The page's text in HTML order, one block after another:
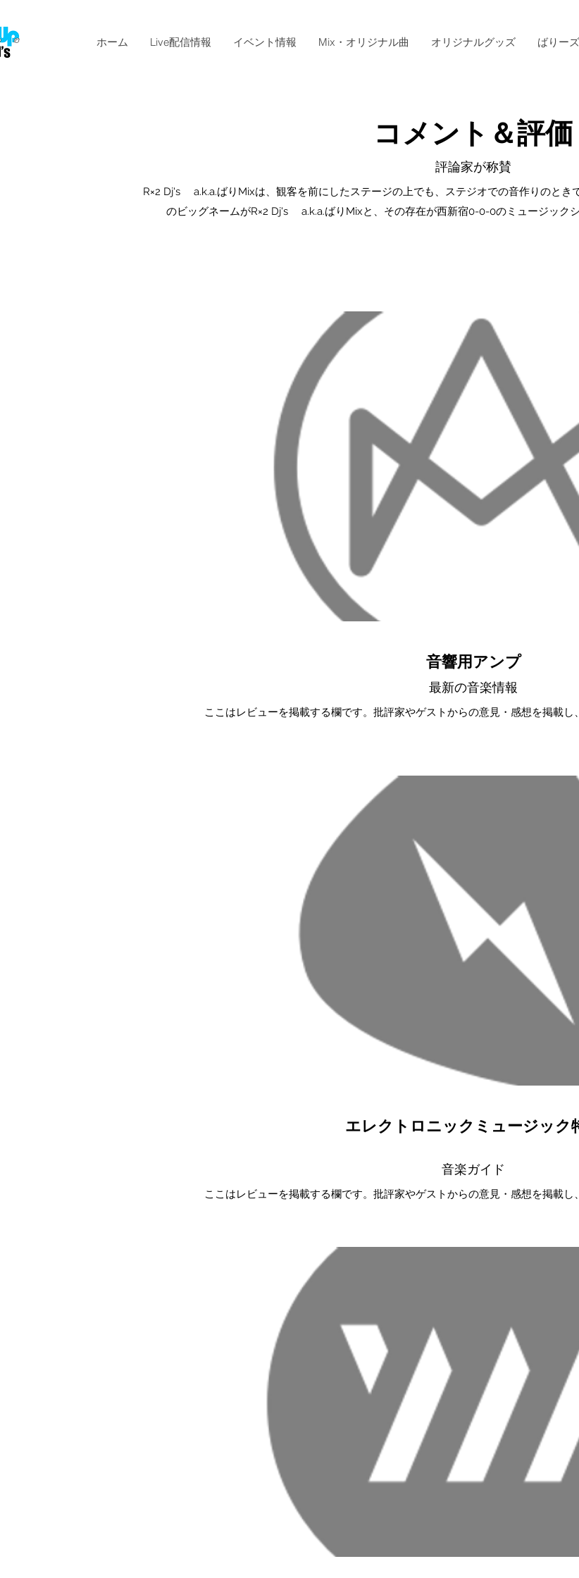
ホーム Live配信情報 イベント情報 Mix・オリジナル曲 オリジナルグッズ ばりー
コメント＆評価
評論家が称賛
R×2 Dj's a.k.a.ばりMixは、観客を前にしたステージの上でも、ステジオでの音作りのとき
のビッグネームがR×2 Dj's a.k.a.ばりMixと、その存在が西新宿0-0-0のミュージック
音響用アンプ
最新の音楽情報
ここはレビューを掲載する欄です。批評家やゲストからの意見・感想を掲載し
エレクトロニックミュージック
音楽ガイド
ここはレビューを掲載する欄です。批評家やゲストからの意見・感想を掲載し